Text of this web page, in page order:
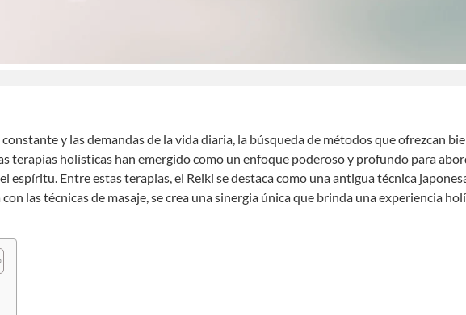
y las demandas de la vida diaria, la búsqueda de métodos que ofrezcan
terapias holísticas han emergido como un enfoque poderoso y profundo para
Entre estas terapias, el Reiki se destaca como una antigua técnica
las técnicas de masaje, se crea una sinergia única que brinda una experiencia